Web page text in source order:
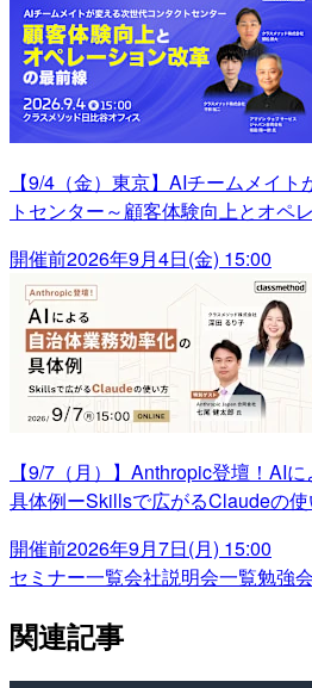
【9/4（金）東京】AIチームメイ
トセンター～顧客体験向上とオペ
開催前2026年9月4日(金) 15:00
【9/7（月）】Anthropic登壇！AI
具体例ーSkillsで広がるClaudeの
開催前2026年9月7日(月) 15:00
セミナー一覧会社説明会一覧勉強
関連記事